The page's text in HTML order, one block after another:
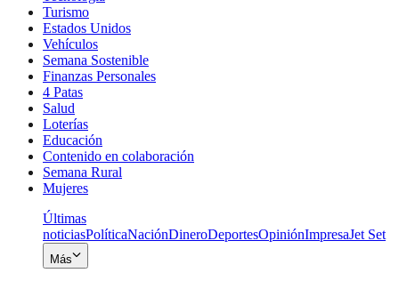
Turismo
Estados Unidos
Vehículos
Semana Sostenible
Finanzas Personales
4 Patas
Salud
Loterías
Educación
Contenido en colaboración
Semana Rural
Mujeres
Últimas
noticiasPolíticaNaciónDineroDeportesOpiniónImpresaJet Set
Más